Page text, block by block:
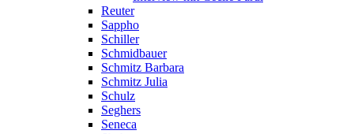
Reuter
Sappho
Schiller
Schmidbauer
Schmitz Barbara
Schmitz Julia
Schulz
Seghers
Seneca